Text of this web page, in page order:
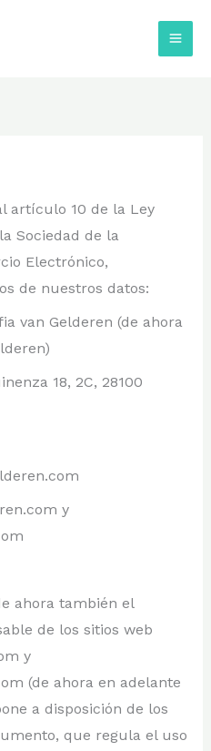
artículo 10 de la Ley
Sociedad de la
Electrónico,
de nuestros datos:
van Gelderen (de ahora
18, 2C, 28100
y
ahora también el
de los sitios web
y
(de ahora en adelante
a disposición de los
que regula el uso